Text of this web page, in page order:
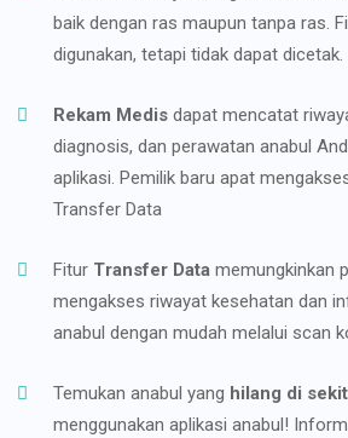
baik dengan ras maupun tanpa ras.
digunakan, tetapi tidak dapat dicetak.
Rekam Medis dapat mencatat
diagnosis, dan perawatan anabul
aplikasi. Pemilik baru apat
Transfer Data
Fitur Transfer Data memungkinkan
mengakses riwayat kesehatan dan
anabul dengan mudah melalui scan
Temukan anabul yang hilang di
menggunakan aplikasi anabul!